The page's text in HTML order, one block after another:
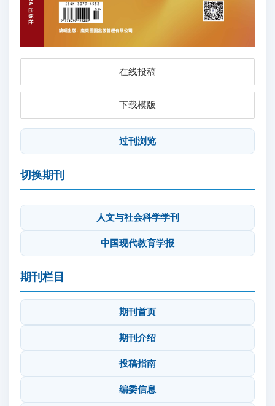
在线投稿
下载模版
过刊浏览
切换期刊
人文与社会科学学刊
中国现代教育学报
期刊栏目
期刊首页
期刊介绍
投稿指南
编委信息